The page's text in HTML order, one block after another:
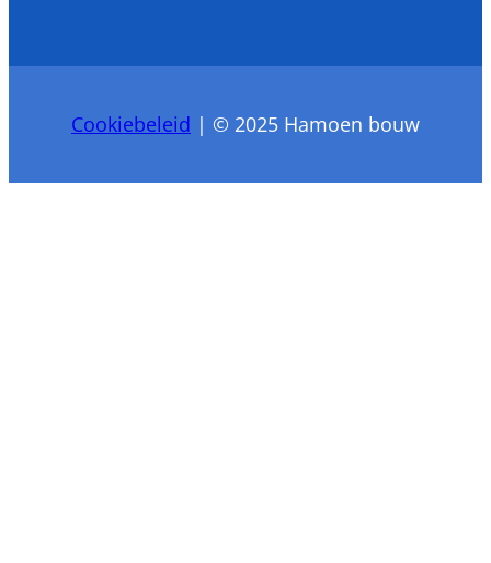
Cookiebeleid | © 2025 Hamoen bouw